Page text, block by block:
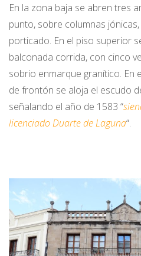
En la zona baja se abren tres
punto, sobre columnas
porticado. En el piso superior
balconada corrida, con cinco
sobrio enmarque granítico. En
de frontón se aloja el escudo
señalando el año de 1583 “
licenciado Duarte de Laguna“.